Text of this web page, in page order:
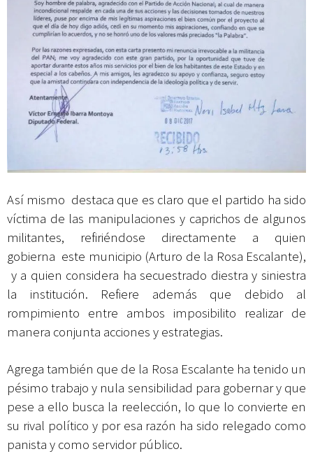
Así mismo destaca que es claro que el partido ha sido
víctima de las manipulaciones y caprichos de algunos
militantes, refiriéndose directamente a quien
gobierna este municipio (Arturo de la Rosa Escalante),
y a quien considera ha secuestrado diestra y siniestra
la institución. Refiere además que debido al
rompimiento entre ambos imposibilito realizar de
manera conjunta acciones y estrategias.
Agrega también que de la Rosa Escalante ha tenido un
pésimo trabajo y nula sensibilidad para gobernar y que
pese a ello busca la reelección, lo que lo convierte en
su rival político y por esa razón ha sido relegado como
panista y como servidor público.